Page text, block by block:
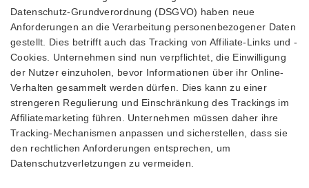
Datenschutz-Grundverordnung (DSGVO) haben neue
Anforderungen an die Verarbeitung personenbezogener Daten
gestellt. Dies betrifft auch das Tracking von Affiliate-Links und -
Cookies. Unternehmen sind nun verpflichtet, die Einwilligung
der Nutzer einzuholen, bevor Informationen über ihr Online-
Verhalten gesammelt werden dürfen. Dies kann zu einer
strengeren Regulierung und Einschränkung des Trackings im
Affiliatemarketing führen. Unternehmen müssen daher ihre
Tracking-Mechanismen anpassen und sicherstellen, dass sie
den rechtlichen Anforderungen entsprechen, um
Datenschutzverletzungen zu vermeiden.